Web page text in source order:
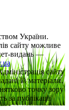
України.
сайту можливе
видань —
сайту
їй матеріали.
точку зору
за публікації